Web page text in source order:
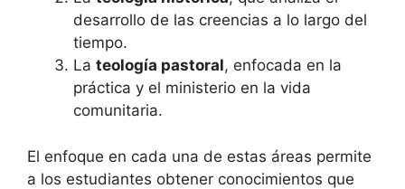
desarrollo de las creencias a lo largo del
tiempo.
La teología pastoral, enfocada en la
práctica y el ministerio en la vida
comunitaria.
El enfoque en cada una de estas áreas permite
a los estudiantes obtener conocimientos que